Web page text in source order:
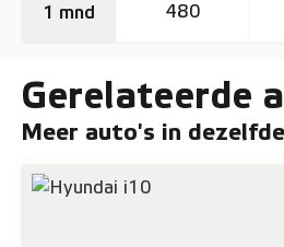
1 mnd 480
Gerelateerde
Meer auto's in